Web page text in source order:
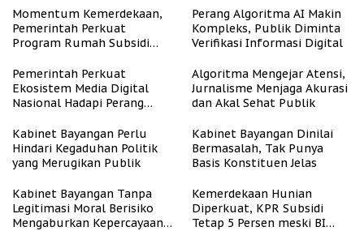
Momentum Kemerdekaan,
Pemerintah Perkuat
Program Rumah Subsidi
Berpenghasilan Rendah
Perang Algoritma AI Makin
Kompleks, Publik Diminta
Verifikasi Informasi Digital
Pemerintah Perkuat
Ekosistem Media Digital
Nasional Hadapi Perang
Algoritma Mengejar Atensi,
Jurnalisme Menjaga Akurasi
dan Akal Sehat Publik
Kabinet Bayangan Perlu
Hindari Kegaduhan Politik
yang Merugikan Publik
Kabinet Bayangan Dinilai
Bermasalah, Tak Punya
Basis Konstituen Jelas
Kabinet Bayangan Tanpa
Legitimasi Moral Berisiko
Mengaburkan Kepercayaan
Kemerdekaan Hunian
Diperkuat, KPR Subsidi
Tetap 5 Persen meski BI